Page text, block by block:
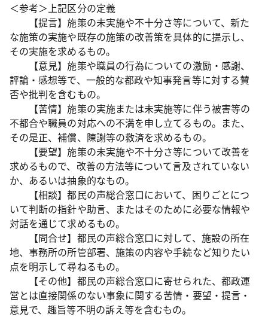
＜参考＞上記区分の定義
【提言】施策の未実施や不十分さ等について、新た
な施策の実施や既存の施策の改善策を具体的に提示し、
その実施を求めるもの。
【意見】施策や職員の行為についての激励・感謝、
評論・感想等で、一般的な都政や知事発言等に対する賛
否や批判を含むもの。
【苦情】施策の実施または未実施等に伴う被害等の
不都合や職員の対応への不満を申し立てるもの。また、
その是正、補償、陳謝等の救済を求めるもの。
【要望】施策の未実施や不十分さ等について改善を
求めるもので、改善の方法等について言及されていない
か、あるいは抽象的なもの。
【相談】都民の声総合窓口において、困りごとにつ
いて判断の指針や助言、またはそのために必要な情報や
対話を通じて求めるもの。
【問合せ】都民の声総合窓口に対して、施設の所在
地、事務所の所管部署、施策の内容や手続など知りたい
点を明示して尋ねるもの。
【その他】都民の声総合窓口に寄せられた、都政運
営とは直接関係のない事象に関する苦情・要望・提言・
意見で、趣旨等不明の訴え等を含むもの。